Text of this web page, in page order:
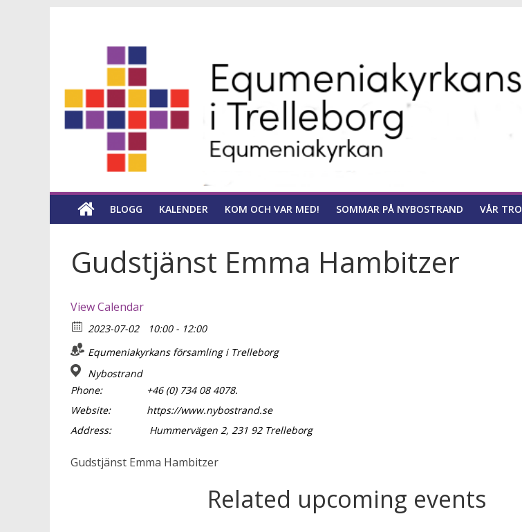
Equmeniakyrkans
församling
i
Trelleborg
kyrka
för
BLOGG KALENDER KOM OCH VAR MED! SOMMAR PÅ NYBOSTRAND VÅR TRO
Gudstjänst Emma Hambitzer
View Calendar
2023-07-02
10:00 - 12:00
Equmeniakyrkans församling i Trelleborg
Nybostrand
Phone:
+46 (0) 734 08 4078.
Website:
https://www.nybostrand.se
Address:
Hummervägen 2, 231 92 Trelleborg
Gudstjänst Emma Hambitzer
Related upcoming events